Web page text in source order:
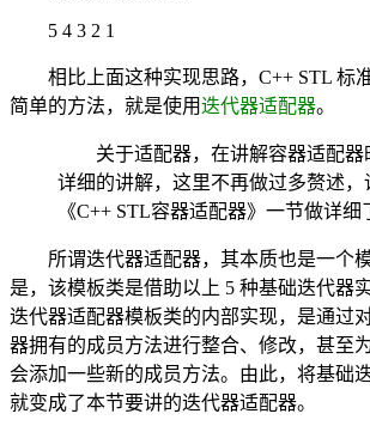
5 4 3 2 1
相比上面这种实现思路，C++ STL 标
简单的方法，就是使用迭代器适配器。
关于适配器，在讲解容器适配器
详细的讲解，这里不再做过多赘述，
《C++ STL容器适配器》一节做详细
所谓迭代器适配器，其本质也是一个
是，该模板类是借助以上 5 种基础迭代器
迭代器适配器模板类的内部实现，是通过
器拥有的成员方法进行整合、修改，甚至
会添加一些新的成员方法。由此，将基础
就变成了本节要讲的迭代器适配器。